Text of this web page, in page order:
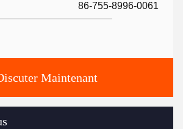
86-755-8996-0061
Maintenant